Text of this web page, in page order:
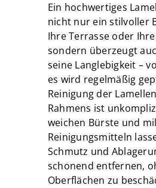
Ein hochwertiges
nicht nur ein stilvoller
Ihre Terrasse oder
sondern überzeugt
seine Langlebigkeit –
es wird regelmäßig
Reinigung der
Rahmens ist
weichen Bürste und
Reinigungsmitteln
Schmutz und
schonend entfernen,
Oberflächen zu